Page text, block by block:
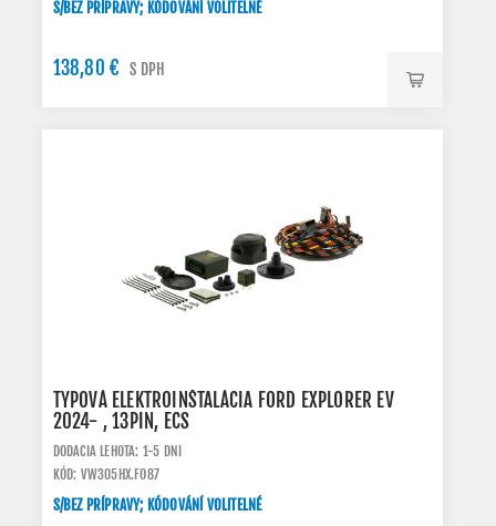
S/BEZ PRÍPRAVY; KÓDOVÁNÍ VOLITELNÉ
138,80 € S DPH
TYPOVÁ ELEKTROINŠTALÁCIA FORD EXPLORER EV
2024- , 13PIN, ECS
DODACIA LEHOTA: 1-5 DNI
KÓD: VW305HX.FO87
S/BEZ PRÍPRAVY; KÓDOVÁNÍ VOLITELNÉ